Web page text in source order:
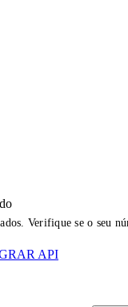
Verifique se o seu
API